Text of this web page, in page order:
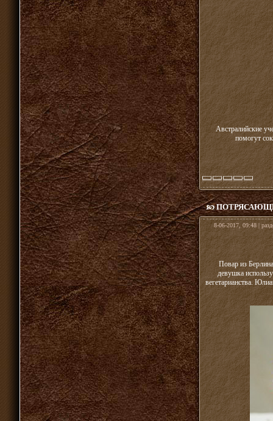
Австралийские
помогут
8-06-2017, 09:48 |
Повар из
девушка
вегетарианства.